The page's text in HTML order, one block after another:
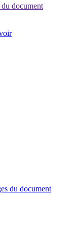
du document